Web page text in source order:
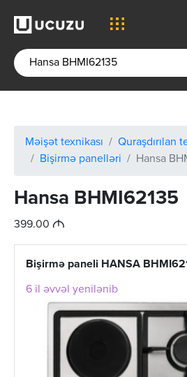
Məişət texnikası
Quraşdırılan
Bişirmə panelləri
Hansa
Hansa BHMI62135
399.00 M
Bişirmə paneli HANSA
6 il əvvəl yenilənib